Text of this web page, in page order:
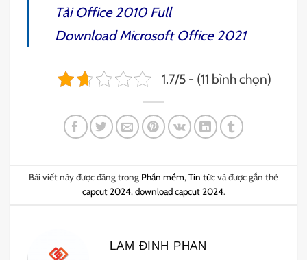
TảiOffice 2010 Full
DownloadMicrosoft Office 2021
1.7/5 - (11 bình chọn)
Bài viết này được đăng trong Phần mềm,Tin tứcvà được gắn thẻ
capcut 2024,download capcut 2024.
LAM ĐINH PHAN